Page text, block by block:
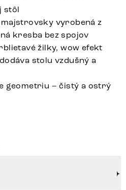
stôl
vyrobená z
kresba bez spojov
žilky, wow efekt
stolu vzdušný a
geometriu – čistý a ostrý